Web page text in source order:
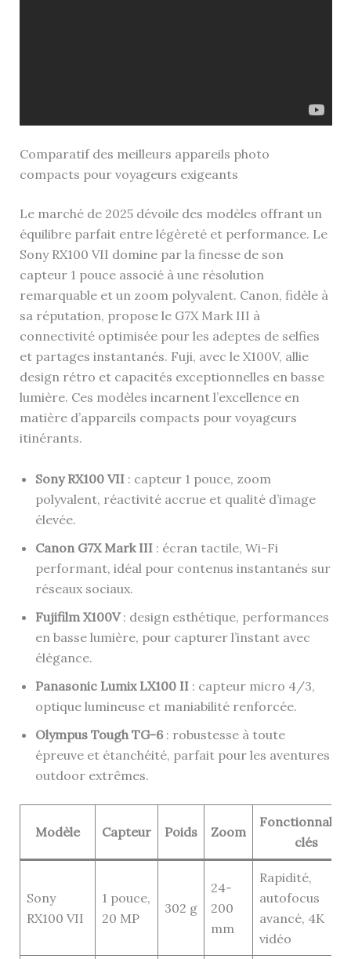
Comparatif des meilleurs appareils photo
compacts pour voyageurs exigeants
Le marché de 2025 dévoile des modèles offrant un
équilibre parfait entre légèreté et performance. Le
Sony RX100 VII domine par la finesse de son
capteur 1 pouce associé à une résolution
remarquable et un zoom polyvalent. Canon, fidèle à
sa réputation, propose le G7X Mark III à
connectivité optimisée pour les adeptes de selfies
et partages instantanés. Fuji, avec le X100V, allie
design rétro et capacités exceptionnelles en basse
lumière. Ces modèles incarnent l’excellence en
matière d’appareils compacts pour voyageurs
itinérants.
Sony RX100 VII: capteur 1 pouce, zoom
polyvalent, réactivité accrue et qualité d’image
élevée.
Canon G7X Mark III: écran tactile, Wi-Fi
performant, idéal pour contenus instantanés sur
réseaux sociaux.
Fujifilm X100V: design esthétique, performances
en basse lumière, pour capturer l’instant avec
élégance.
Panasonic Lumix LX100 II: capteur micro 4/3,
optique lumineuse et maniabilité renforcée.
Olympus Tough TG-6: robustesse à toute
épreuve et étanchéité, parfait pour les aventures
outdoor extrêmes.
Modèle Capteur Poids Zoom
clés
Sony
RX100 VII
1 pouce,
20 MP
302 g
24-
200
mm
Rapidité,
autofocus
avancé, 4K
vidéo